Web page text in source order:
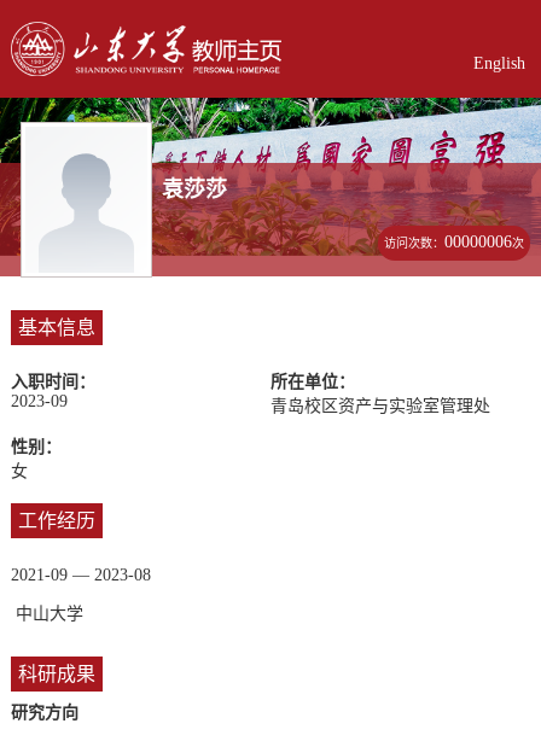
English
袁莎莎
访问次数：00000006次
基本信息
入职时间：
2023-09
所在单位：
青岛校区资产与实验室管理处
性别：
女
工作经历
2021-09 — 2023-08
中山大学
科研成果
研究方向